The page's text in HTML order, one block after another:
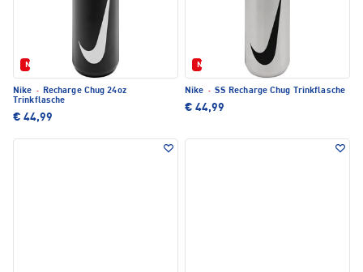
Neu
Nike · Recharge Chug 24oz
Trinkflasche
€ 44,99
Neu
Nike · SS Recharge Chug Trinkflasche
€ 44,99